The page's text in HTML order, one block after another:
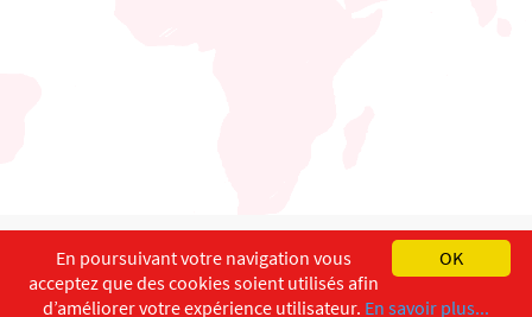
English Français
Copyright ©ISEC-AdW Aspects légaux
OK
En poursuivant votre navigation vous
acceptez que des cookies soient utilisés afin
d’améliorer votre expérience utilisateur. En savoir plus...